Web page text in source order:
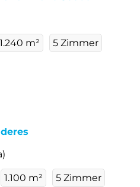
1.240 m² 5 Zimmer
1.100 m² 5 Zimmer